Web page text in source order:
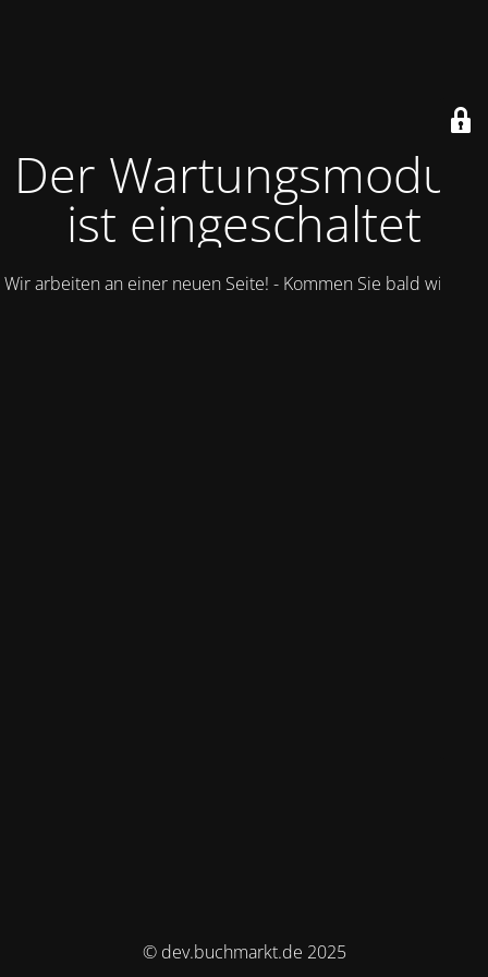
Der Wartungsmodus
ist eingeschaltet
Wir arbeiten an einer neuen Seite! - Kommen Sie bald wieder.
© dev.buchmarkt.de 2025